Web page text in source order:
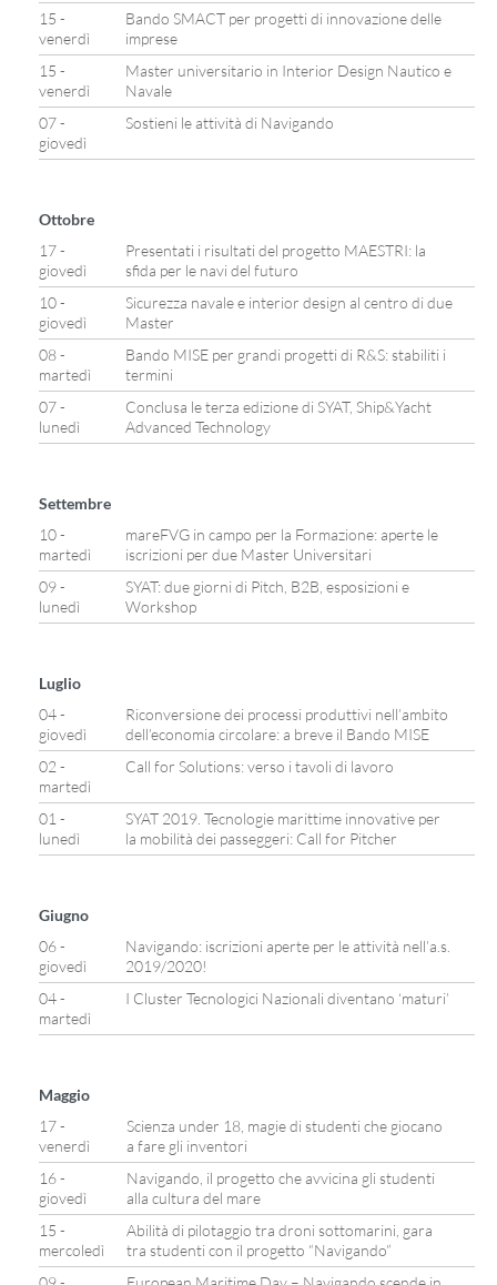
15 -
venerdì
Bando SMACT per progetti di innovazione delle
imprese
15 -
venerdì
Master universitario in Interior Design Nautico e
Navale
07 -
giovedì
Sostieni le attività di Navigando
Ottobre
17 -
giovedì
Presentati i risultati del progetto MAESTRI: la
sfida per le navi del futuro
10 -
giovedì
Sicurezza navale e interior design al centro di due
Master
08 -
martedì
Bando MISE per grandi progetti di R&S: stabiliti i
termini
07 -
lunedì
Conclusa le terza edizione di SYAT, Ship&Yacht
Advanced Technology
Settembre
10 -
martedì
mareFVG in campo per la Formazione: aperte le
iscrizioni per due Master Universitari
09 -
lunedì
SYAT: due giorni di Pitch, B2B, esposizioni e
Workshop
Luglio
04 -
giovedì
Riconversione dei processi produttivi nell’ambito
dell’economia circolare: a breve il Bando MISE
02 -
martedì
Call for Solutions: verso i tavoli di lavoro
01 -
lunedì
SYAT 2019. Tecnologie marittime innovative per
la mobilità dei passeggeri: Call for Pitcher
Giugno
06 -
giovedì
Navigando: iscrizioni aperte per le attività nell’a.s.
2019/2020!
04 -
martedì
I Cluster Tecnologici Nazionali diventano ‘maturi’
Maggio
17 -
venerdì
Scienza under 18, magie di studenti che giocano
a fare gli inventori
16 -
giovedì
Navigando, il progetto che avvicina gli studenti
alla cultura del mare
15 -
mercoledì
Abilità di pilotaggio tra droni sottomarini, gara
tra studenti con il progetto “Navigando”